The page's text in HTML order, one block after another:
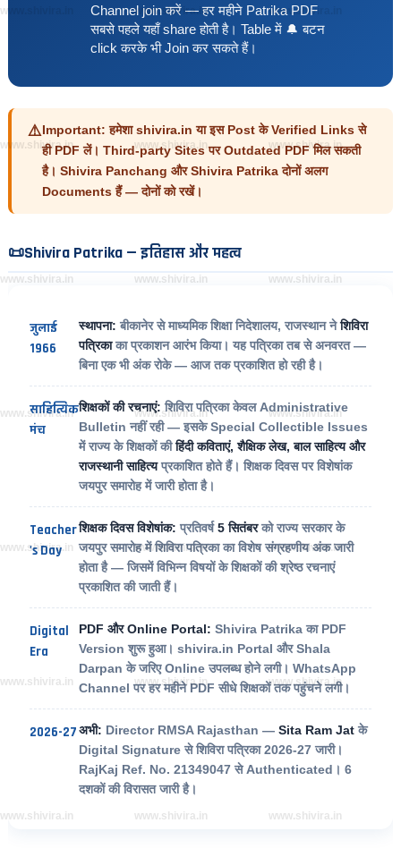
Channel join करें — हर महीने Patrika PDF
सबसे पहले यहाँ share होती है। Table में 🔔 बटन
click करके भी Join कर सकते हैं।
⚠️Important: हमेशा shivira.in या इस Post के Verified Links से
ही PDF लें। Third-party Sites पर Outdated PDF मिल सकती
है। Shivira Panchang और Shivira Patrika दोनों अलग
Documents हैं — दोनों को रखें।
📜Shivira Patrika — इतिहास और महत्व
जुलाई
1966
स्थापना: बीकानेर से माध्यमिक शिक्षा निदेशालय, राजस्थान नेशिविरा
पत्रिकाका प्रकाशन आरंभ किया। यह पत्रिका तब से अनवरत —
बिना एक भी अंक रोके — आज तक प्रकाशित हो रही है।
साहित्यिक
मंच
शिक्षकों की रचनाएं: शिविरा पत्रिका केवल Administrative
Bulletin नहीं रही — इसके Special Collectible Issues
में राज्य के शिक्षकों कीहिंदी कविताएं, शैक्षिक लेख, बाल साहित्य और
राजस्थानी साहित्यप्रकाशित होते हैं। शिक्षक दिवस पर विशेषांक
जयपुर समारोह में जारी होता है।
Teacher
's Day
शिक्षक दिवस विशेषांक: प्रतिवर्ष5 सितंबरको राज्य सरकार के
जयपुर समारोह में शिविरा पत्रिका का विशेष संग्रहणीय अंक जारी
होता है — जिसमें विभिन्न विषयों के शिक्षकों की श्रेष्ठ रचनाएं
प्रकाशित की जाती हैं।
Digital
Era
PDF और Online Portal: Shivira Patrika का PDF
Version शुरू हुआ। shivira.in Portal और Shala
Darpan के जरिए Online उपलब्ध होने लगी। WhatsApp
Channel पर हर महीने PDF सीधे शिक्षकों तक पहुंचने लगी।
2026-27अभी: Director RMSA Rajasthan — Sita Ram Jatके
Digital Signature से शिविरा पत्रिका 2026-27 जारी।
RajKaj Ref. No. 21349047 से Authenticated। 6
दशकों की विरासत जारी है।
www.shivira.in
www.shivira.in
www.shivira.in
www.shivira.in
www.shivira.in
www.shivira.in
www.shivira.in
www.shivira.in
www.shivira.in
www.shivira.in
www.shivira.in
www.shivira.in
www.shivira.in
www.shivira.in
www.shivira.in
www.shivira.in
www.shivira.in
www.shivira.in
www.shivira.in
www.shivira.in
www.shivira.in